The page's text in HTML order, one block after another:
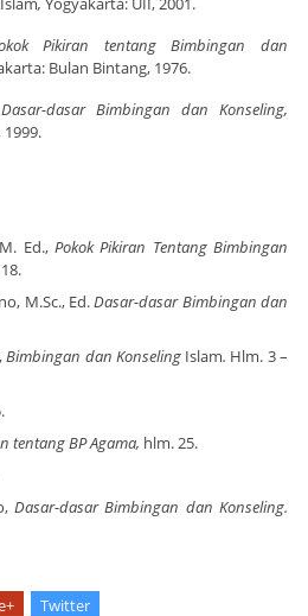
Pikiran tentang Bimbingan dan
: Bulan Bintang, 1976.
Dasar-dasar Bimbingan dan Konseling,
1999.
Ed.,Pokok Pikiran Tentang Bimbingan
M.Sc., Ed.Dasar-dasar Bimbingan dan
Bimbingan dan Konseling Islam. Hlm. 3 –
tentang BP Agama, hlm. 25.
Dasar-dasar Bimbingan dan Konseling.
Twitter